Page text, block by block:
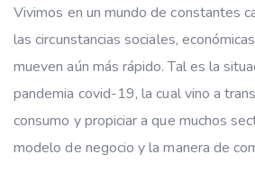
Vivimos en un mundo de constantes
las circunstancias sociales,
mueven aún más rápido. Tal es la
pandemia covid-19, la cual vino a
consumo y propiciar a que muchos
modelo de negocio y la manera de